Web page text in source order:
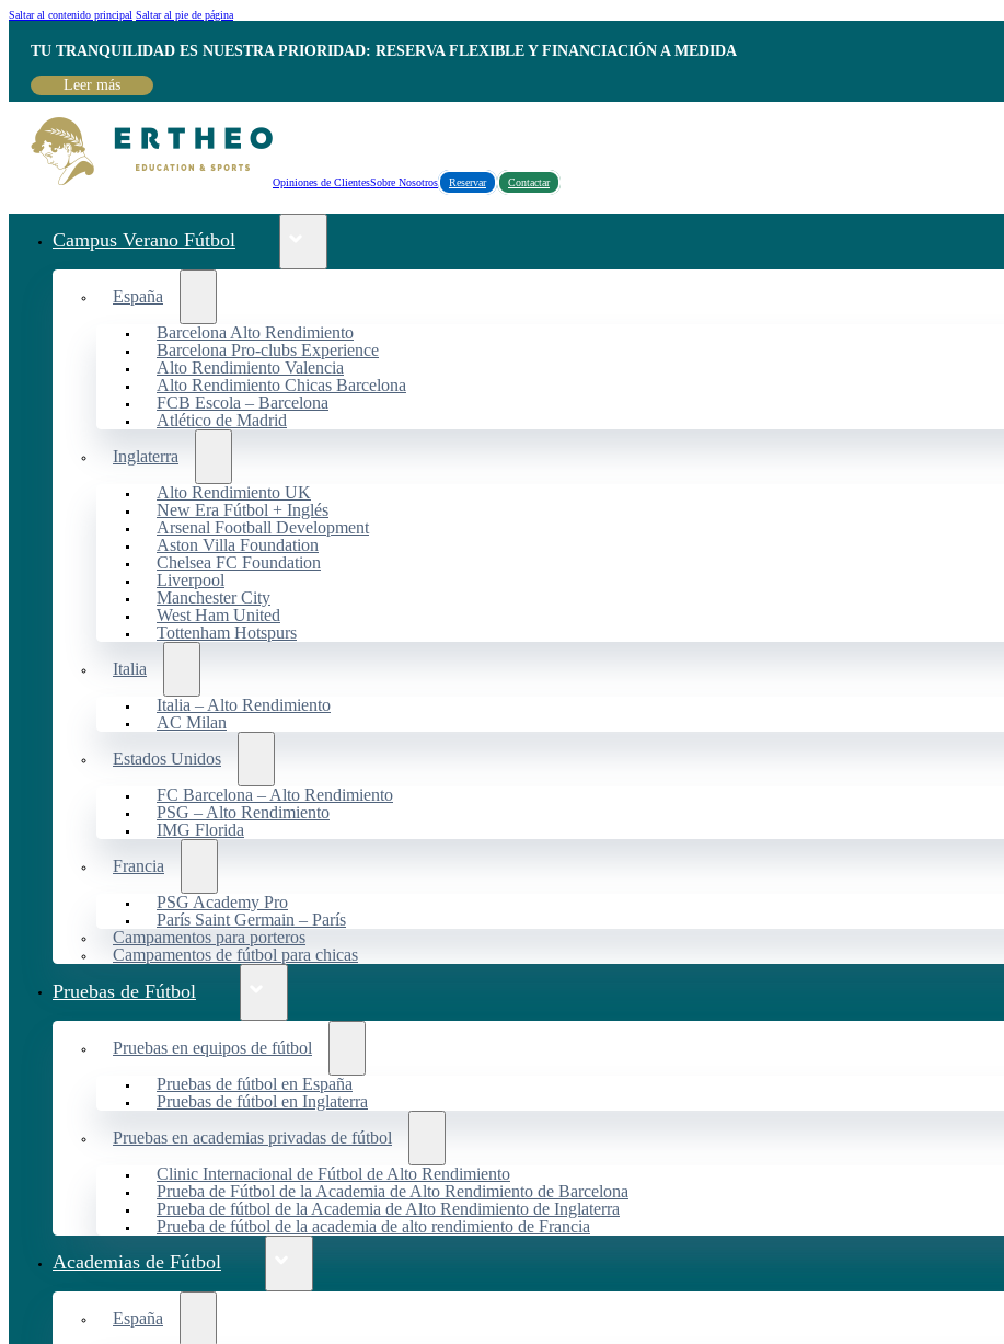
Saltar al contenido principal Saltar al pie de página
TU TRANQUILIDAD ES NUESTRA PRIORIDAD: RESERVA FLEXIBLE Y FINANCIACIÓN A MEDIDA
Leer más
Opiniones de ClientesSobre Nosotros Reservar Contactar
Campus Verano Fútbol
España
Barcelona Alto Rendimiento
Barcelona Pro-clubs Experience
Alto Rendimiento Valencia
Alto Rendimiento Chicas Barcelona
FCB Escola – Barcelona
Atlético de Madrid
Inglaterra
Alto Rendimiento UK
New Era Fútbol + Inglés
Arsenal Football Development
Aston Villa Foundation
Chelsea FC Foundation
Liverpool
Manchester City
West Ham United
Tottenham Hotspurs
Italia
Italia – Alto Rendimiento
AC Milan
Estados Unidos
FC Barcelona – Alto Rendimiento
PSG – Alto Rendimiento
IMG Florida
Francia
PSG Academy Pro
París Saint Germain – París
Campamentos para porteros
Campamentos de fútbol para chicas
Pruebas de Fútbol
Pruebas en equipos de fútbol
Pruebas de fútbol en España
Pruebas de fútbol en Inglaterra
Pruebas en academias privadas de fútbol
Clinic Internacional de Fútbol de Alto Rendimiento
Prueba de Fútbol de la Academia de Alto Rendimiento de Barcelona
Prueba de fútbol de la Academia de Alto Rendimiento de Inglaterra
Prueba de fútbol de la academia de alto rendimiento de Francia
Academias de Fútbol
España